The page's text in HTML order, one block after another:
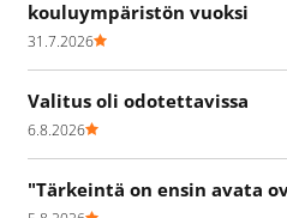
kouluympäristön vuoksi
31.7.2026
Valitus oli odotettavissa
6.8.2026
"Tärkeintä on ensin avata